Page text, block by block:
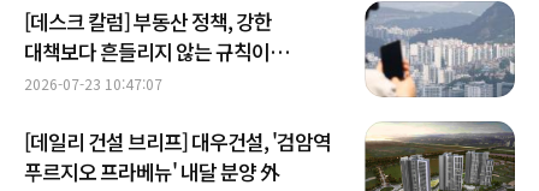
[데스크 칼럼] 부동산 정책, 강한
대책보다 흔들리지 않는 규칙이
필요하다
2026-07-23 10:47:07
[데일리 건설 브리프] 대우건설, '검암역
푸르지오 프라베뉴' 내달 분양 外